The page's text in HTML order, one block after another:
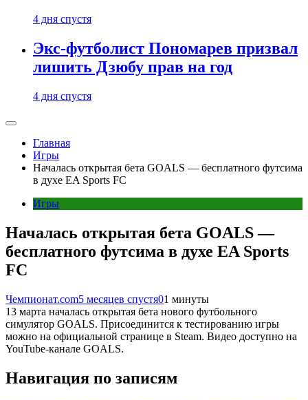
4 дня спустя
Экс-футболист Пономарев призвал
лишить Дзюбу прав на год
4 дня спустя
Главная
Игры
Началась открытая бета GOALS — бесплатного футсима
в духе EA Sports FC
Игры
Началась открытая бета GOALS —
бесплатного футсима в духе EA Sports
FC
Чемпионат.com5 месяцев спустя01 минуты
13 марта началась открытая бета нового футбольного
симулятор GOALS. Присоединится к тестированию игры
можно на официальной странице в Steam. Видео доступно на
YouTube-канале GOALS.
Навигация по записям